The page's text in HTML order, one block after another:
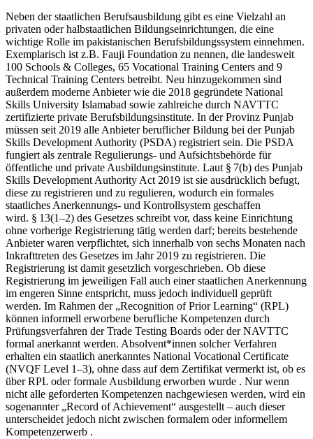
Neben der staatlichen Berufsausbildung gibt es eine Vielzahl an
privaten oder halbstaatlichen Bildungseinrichtungen, die eine
wichtige Rolle im pakistanischen Berufsbildungssystem einnehmen.
Exemplarisch ist z.B. Fauji Foundation zu nennen, die landesweit
100 Schools & Colleges, 65 Vocational Training Centers and 9
Technical Training Centers betreibt. Neu hinzugekommen sind
außerdem moderne Anbieter wie die 2018 gegründete National
Skills University Islamabad sowie zahlreiche durch NAVTTC
zertifizierte private Berufsbildungsinstitute. In der Provinz Punjab
müssen seit 2019 alle Anbieter beruflicher Bildung bei der Punjab
Skills Development Authority (PSDA) registriert sein. Die PSDA
fungiert als zentrale Regulierungs- und Aufsichtsbehörde für
öffentliche und private Ausbildungsinstitute. Laut § 7(b) des Punjab
Skills Development Authority Act 2019 ist sie ausdrücklich befugt,
diese zu registrieren und zu regulieren, wodurch ein formales
staatliches Anerkennungs- und Kontrollsystem geschaffen
wird. § 13(1–2) des Gesetzes schreibt vor, dass keine Einrichtung
ohne vorherige Registrierung tätig werden darf; bereits bestehende
Anbieter waren verpflichtet, sich innerhalb von sechs Monaten nach
Inkrafttreten des Gesetzes im Jahr 2019 zu registrieren. Die
Registrierung ist damit gesetzlich vorgeschrieben. Ob diese
Registrierung im jeweiligen Fall auch einer staatlichen Anerkennung
im engeren Sinne entspricht, muss jedoch individuell geprüft
werden. Im Rahmen der „Recognition of Prior Learning“ (RPL)
können informell erworbene berufliche Kompetenzen durch
Prüfungsverfahren der Trade Testing Boards oder der NAVTTC
formal anerkannt werden. Absolvent*innen solcher Verfahren
erhalten ein staatlich anerkanntes National Vocational Certificate
(NVQF Level 1–3), ohne dass auf dem Zertifikat vermerkt ist, ob es
über RPL oder formale Ausbildung erworben wurde . Nur wenn
nicht alle geforderten Kompetenzen nachgewiesen werden, wird ein
sogenannter „Record of Achievement“ ausgestellt – auch dieser
unterscheidet jedoch nicht zwischen formalem oder informellem
Kompetenzerwerb .